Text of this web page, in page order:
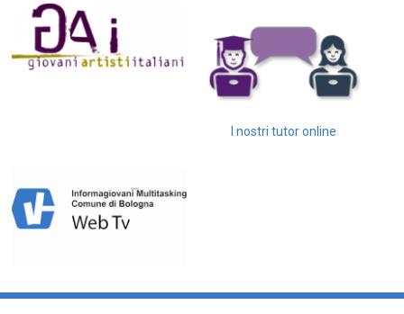
I nostri tutor online